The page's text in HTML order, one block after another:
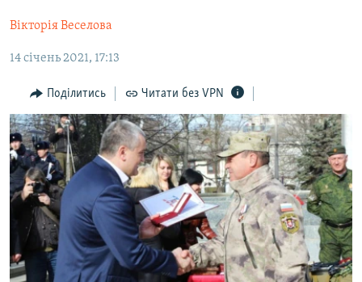
Перейти
до
ПОГЛЯД
ІНТЕРВ'Ю
ВСЕ ЗА ДЕНЬ
СПЕЦПРОЕКТИ
ДЕПОРТАЦІЯ
ВІДЕОУРОКИ «ELIFBE»
СВІДЧЕННЯ ОКУПАЦІЇ
УКРАЇНСЬКА ПРОБЛЕМА КРИМУ
ІНФОГРАФІКА
ЯК ОБІЙТИ БЛОКУВАННЯ
Русский
Qırımtatar
ДОЛУЧАЙСЯ!
Вікторія Веселова
14 січень 2021, 17:13
Поділитись Читати без VPN